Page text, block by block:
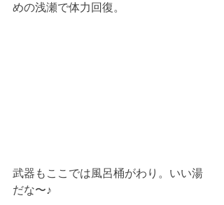
めの浅瀬で体力回復。
武器もここでは風呂桶がわり。いい湯
だな〜♪